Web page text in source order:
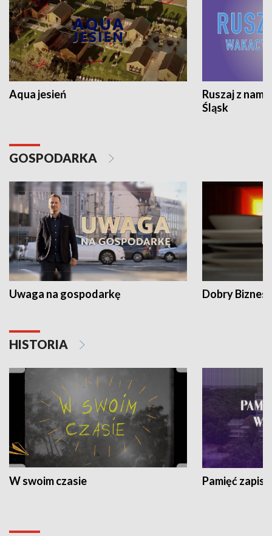
Aqua jesień
Ruszaj z
Śląsk
GOSPODARKA
Uwaga na gospodarkę Dobry Biznes
HISTORIA
W swoim czasie Pamięć